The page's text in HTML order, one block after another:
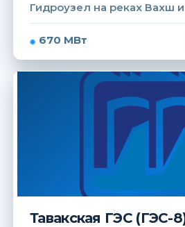
Гидроузел на реках Вахш
670 МВт
Тавакская ГЭС (ГЭС-